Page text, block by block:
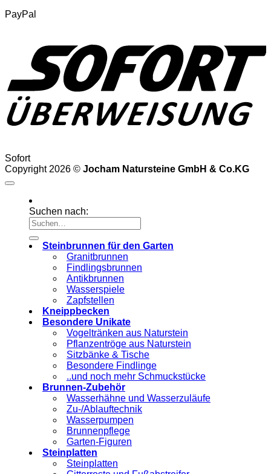
PayPal
Sofort
Copyright 2026 © Jocham Natursteine GmbH & Co.KG
Suchen nach:
Steinbrunnen für den Garten
Granitbrunnen
Findlingsbrunnen
Antikbrunnen
Wasserspiele
Zapfstellen
Kneippbecken
Besondere Unikate
Vogeltränken aus Naturstein
Pflanzentröge aus Naturstein
Sitzbänke & Tische
Besondere Findlinge
..und noch mehr Schmuckstücke
Brunnen-Zubehör
Wasserhähne und Wasserzuläufe
Zu-/Ablauftechnik
Wasserpumpen
Brunnenpflege
Garten-Figuren
Steinplatten
Steinplatten